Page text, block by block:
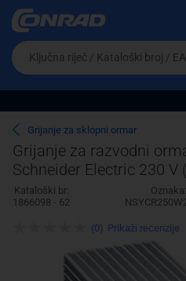
Ova postavka
cijene vašim potrebama.
Pravno lice
Da
biste
potražili
proizvod,
unesite
ključnu
riječ,
kataloški
broj,
EAN
ili
Grijanje za sklopni ormar
Grijanje za razvodni
Schneider Electric 230 V
V) 100 x 100 x 200 mm
Kataloški br:
1866098 - 62
Oznaka:
(0) Prikaži recenzije